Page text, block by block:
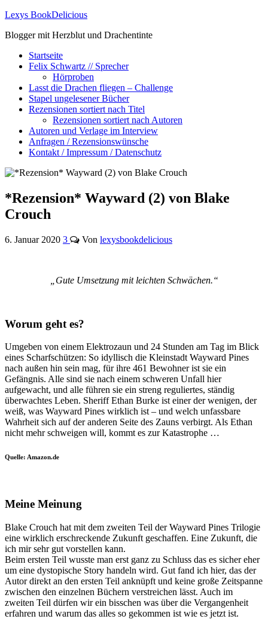
Lexys BookDelicious
Blogger mit Herzblut und Drachentinte
Startseite
Felix Schwartz // Sprecher
Hörproben
Lasst die Drachen fliegen – Challenge
Stapel ungelesener Bücher
Rezensionen sortiert nach Titel
Rezensionen sortiert nach Autoren
Autoren und Verlage im Interview
Anfragen / Rezensionswünsche
Kontakt / Impressum / Datenschutz
*Rezension* Wayward (2) von Blake
Crouch
6. Januar 2020 3 Von lexysbookdelicious
„Gute Umsetzung mit leichten Schwächen.“
Worum geht es?
Umgeben von einem Elektrozaun und 24 Stunden am Tag im Blick
eines Scharfschützen: So idyllisch die Kleinstadt Wayward Pines
nach außen hin sein mag, für ihre 461 Bewohner ist sie ein
Gefängnis. Alle sind sie nach einem schweren Unfall hier
aufgewacht, und alle führen sie ein streng reguliertes, ständig
überwachtes Leben. Sheriff Ethan Burke ist einer der wenigen, der
weiß, was Wayward Pines wirklich ist – und welch unfassbare
Wahrheit sich auf der anderen Seite des Zauns verbirgt. Als Ethan
nicht mehr schweigen will, kommt es zur Katastrophe …
Quelle: Amazon.de
Meine Meinung
Blake Crouch hat mit dem zweiten Teil der Wayward Pines Trilogie
eine wirklich erschreckende Zukunft geschaffen. Eine Zukunft, die
ich mir sehr gut vorstellen kann.
Beim ersten Teil wusste man erst ganz zu Schluss das es sicher eher
um eine dystopische Story handeln wird. Gut fand ich hier, das der
Autor direkt an den ersten Teil anknüpft und keine große Zeitspanne
zwischen den einzelnen Büchern verstreichen lässt. Auch im
zweiten Teil dürfen wir ein bisschen was über die Vergangenheit
erfahren und warum das alles so gekommen ist wie es jetzt ist.